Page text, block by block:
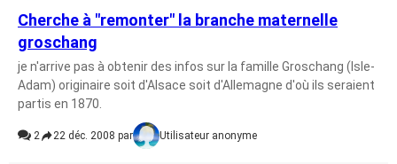
Cherche à "remonter" la branche maternelle
groschang
je n'arrive pas à obtenir des infos sur la famille Groschang (Isle-
Adam) originaire soit d'Alsace soit d'Allemagne d'où ils seraient
partis en 1870.
2 22 déc. 2008 par Utilisateur anonyme